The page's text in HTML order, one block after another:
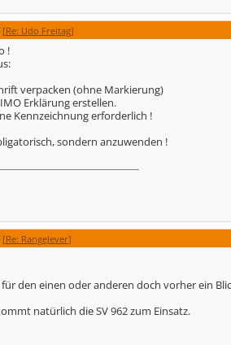
[Re: Udo Freitag]
!
verpacken (ohne Markierung)
Erklärung erstellen.
Kennzeichnung erforderlich !
sondern anzuwenden !
[Re: RangeJever]
den einen oder anderen doch vorher ein
natürlich die SV 962 zum Einsatz.